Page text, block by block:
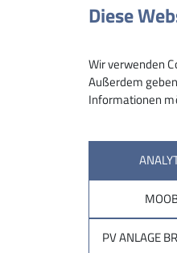
Sektion
Diese
Wir verwenden
Außerdem
Informationen
PV ANLAGE